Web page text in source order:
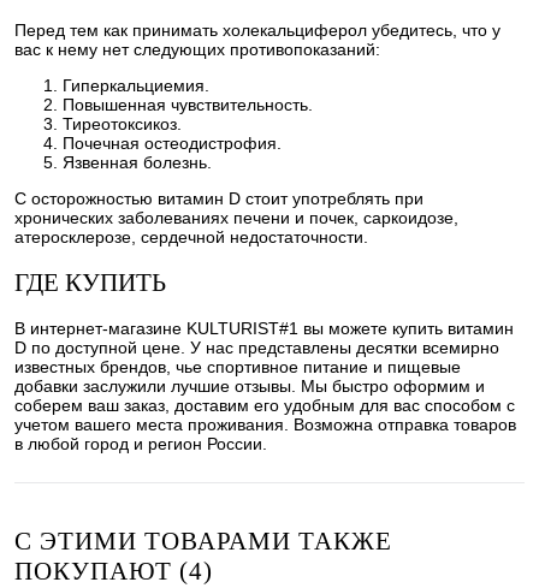
Перед тем как принимать холекальциферол убедитесь, что у
вас к нему нет следующих противопоказаний:
Гиперкальциемия.
Повышенная чувствительность.
Тиреотоксикоз.
Почечная остеодистрофия.
Язвенная болезнь.
С осторожностью витамин D стоит употреблять при
хронических заболеваниях печени и почек, саркоидозе,
атеросклерозе, сердечной недостаточности.
ГДЕ КУПИТЬ
В интернет-магазине KULTURIST#1 вы можете купить витамин
D по доступной цене. У нас представлены десятки всемирно
известных брендов, чье спортивное питание и пищевые
добавки заслужили лучшие отзывы. Мы быстро оформим и
соберем ваш заказ, доставим его удобным для вас способом с
учетом вашего места проживания. Возможна отправка товаров
в любой город и регион России.
С ЭТИМИ ТОВАРАМИ ТАКЖЕ
ПОКУПАЮТ (4)